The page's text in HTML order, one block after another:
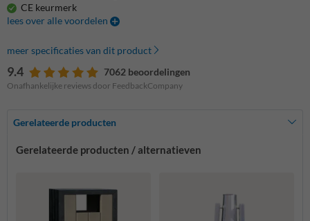
CE keurmerk
lees over alle voordelen
meer specificaties van dit product
9.4 7062 beoordelingen
Onafhankelijke reviews door FeedbackCompany
Gerelateerde producten
Gerelateerde producten / alternatieven